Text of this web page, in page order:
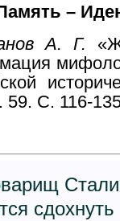
–
А. Г.
59. С. 116-